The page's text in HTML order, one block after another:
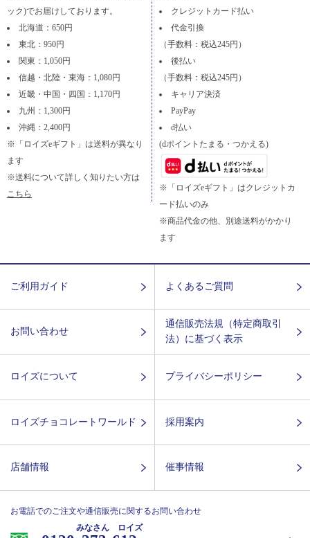
ック)でお届けしております。
北海道：650円
東北：950円
関東：1,050円
信越・北陸・東海：1,080円
近畿・中国・四国：1,170円
九州：1,300円
沖縄：2,400円
※「ロイズeギフト」は送料が異なり
ます
※送料について詳しく知りたい方は
こちら
クレジットカード払い
代金引換
（手数料：税込245円）
後払い
（手数料：税込245円）
キャリア決済
PayPay
d払い
(dポイントたまる・つかえる)
※「ロイズeギフト」はクレジットカ
ード払いのみ
※商品代金の他、別途送料がかかり
ます
ご利用ガイド よくあるご質問
お問い合わせ
通信販売法規（特定商取引
法）に基づく表示
ロイズについて プライバシーポリシー
ロイズチョコレートワールド 採用案内
店舗情報 催事情報
お電話でのご注文や通信販売に関するお問い合わせ
みなさん ロイズ